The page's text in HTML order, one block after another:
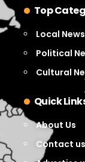
Top
Local News
Political
Cultural
Quick
About Us
Contact us